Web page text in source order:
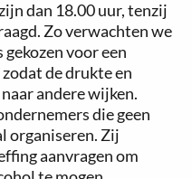
dan 18.00 uur, tenzij
Zo verwachten we
voor een
de drukte en
andere wijken.
die geen
organiseren. Zij
aanvragen om